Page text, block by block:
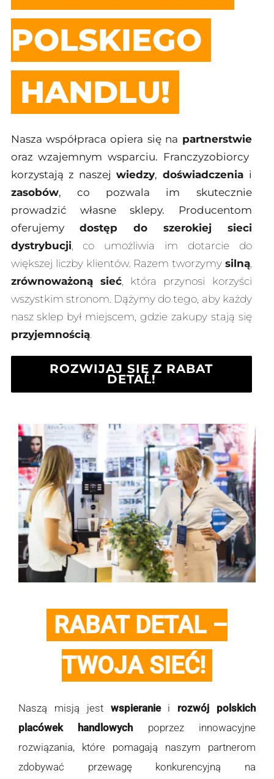
Skontaktuj się z nami
POLSKIEGO
HANDLU!
Nasza współpraca opiera się na partnerstwie
oraz wzajemnym wsparciu. Franczyzobiorcy
korzystają z naszejwiedzy, doświadczenia i
zasobów, co pozwala im skutecznie
prowadzić własne sklepy. Producentom
oferujemy dostęp do szerokiej sieci
dystrybucji, co umożliwia im dotarcie do
większej liczby klientów. Razem tworzymy silną,
zrównoważoną sieć, która przynosi korzyści
wszystkim stronom. Dążymy do tego, aby każdy
nasz sklep był miejscem, gdzie zakupy stają się
przyjemnością.
ROZWIJAJ SIĘ Z RABAT
DETAL!
RABAT DETAL –
TWOJA SIEĆ!
Naszą misją jest wspieraniei rozwój polskich
placówek handlowych poprzez innowacyjne
rozwiązania, które pomagają naszym partnerom
zdobywać przewagę konkurencyjną na